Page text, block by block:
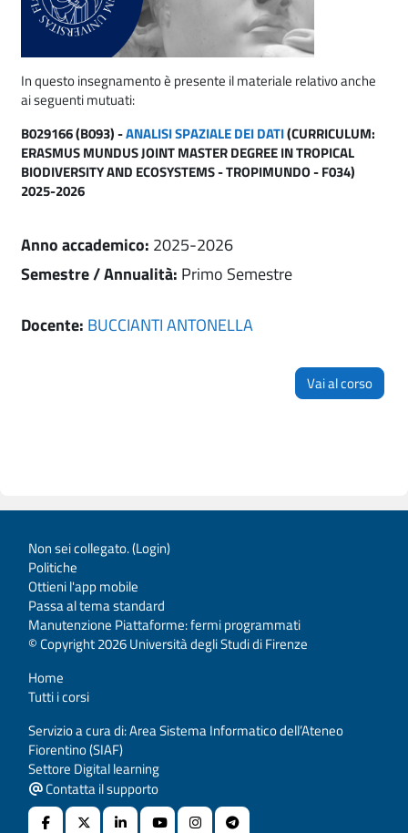
In questo insegnamento è presente il materiale relativo anche
ai seguenti mutuati:
B029166 (B093) -ANALISI SPAZIALE DEI DATI(CURRICULUM:
ERASMUS MUNDUS JOINT MASTER DEGREE IN TROPICAL
BIODIVERSITY AND ECOSYSTEMS - TROPIMUNDO - F034)
2025-2026
Anno accademico: 2025-2026
Semestre / Annualità: Primo Semestre
Docente: BUCCIANTI ANTONELLA
Vai al corso
Non sei collegato. (Login)
Politiche
Ottieni l'app mobile
Passa al tema standard
Manutenzione Piattaforme: fermi programmati
© Copyright 2026 Università degli Studi di Firenze
Home
Tutti i corsi
Servizio a cura di: Area Sistema Informatico dell’Ateneo
Fiorentino (SIAF)
Settore Digital learning
Contatta il supporto